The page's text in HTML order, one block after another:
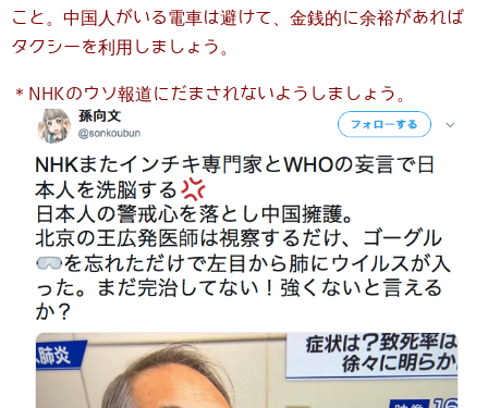
こと。中国人がいる電車は避けて、金銭的に余裕があれば
タクシーを利用しましょう。
＊NHKのウソ報道にだまされないようしましょう。